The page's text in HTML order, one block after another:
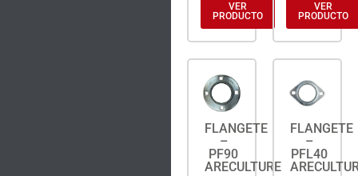
VER
PRODUCTO
VER
PRODUCTO
FLANGETE
–
PF90
ARECULTURE
FLANGETE
–
PFL40